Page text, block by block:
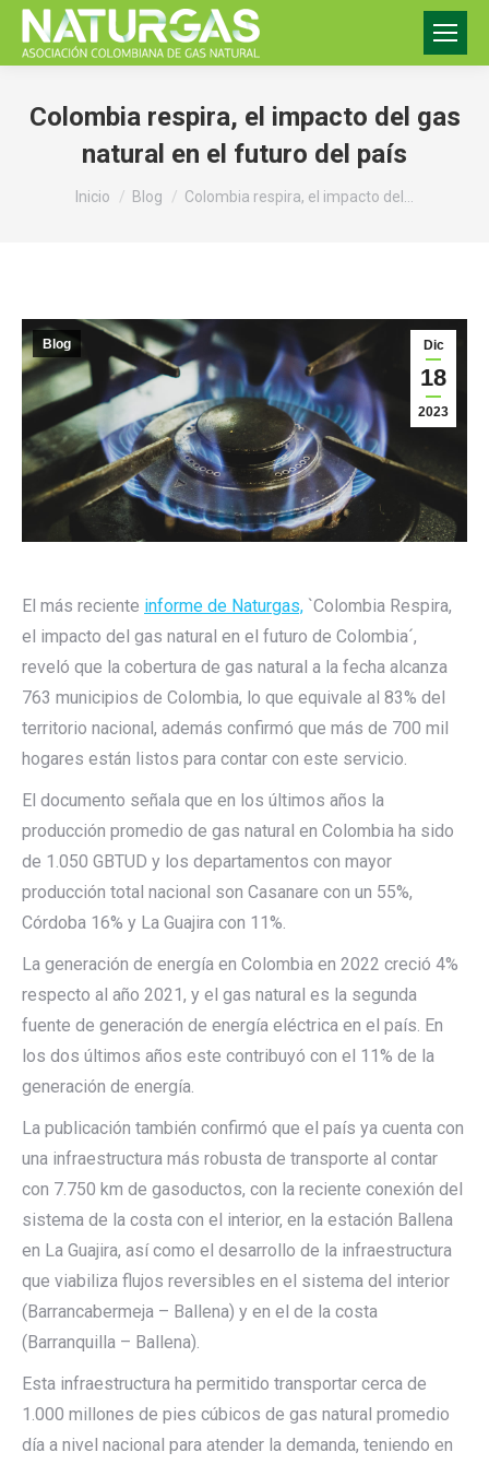
Colombia respira, el impacto del gas
natural en el futuro del país
Estás aquí:
Inicio Blog Colombia respira, el impacto del…
Dic
18
2023
Blog
El más reciente informe de Naturgas, `Colombia Respira,
el impacto del gas natural en el futuro de Colombia´,
reveló que la cobertura de gas natural a la fecha alcanza
763 municipios de Colombia, lo que equivale al 83% del
territorio nacional, además confirmó que más de 700 mil
hogares están listos para contar con este servicio.
El documento señala que en los últimos años la
producción promedio de gas natural en Colombia ha sido
de 1.050 GBTUD y los departamentos con mayor
producción total nacional son Casanare con un 55%,
Córdoba 16% y La Guajira con 11%.
­La generación de energía en Colombia en 2022 creció 4%
respecto al año 2021, y el gas natural es la segunda
fuente de generación de energía eléctrica en el país. En
los dos últimos años este contribuyó con el 11% de la
generación de energía.
La publicación también confirmó que el país ya cuenta con
una infraestructura más robusta de transporte al contar
con 7.750 km de gasoductos, con la reciente conexión del
sistema de la costa con el interior, en la estación Ballena
en La Guajira, así como el desarrollo de la infraestructura
que viabiliza flujos reversibles en el sistema del interior
(Barrancabermeja – Ballena) y en el de la costa
(Barranquilla – Ballena).
Esta infraestructura ha permitido transportar cerca de
1.000 millones de pies cúbicos de gas natural promedio
día a nivel nacional para atender la demanda, teniendo en